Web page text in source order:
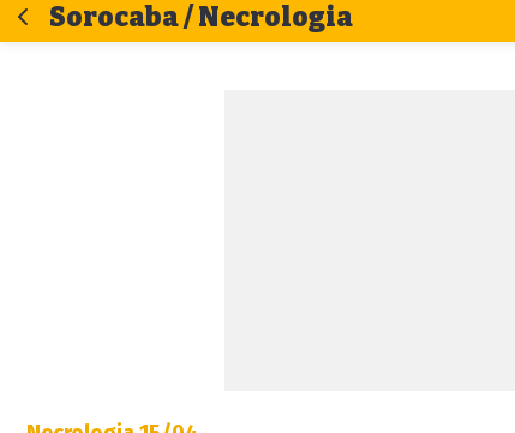
Sorocaba / Necrologia